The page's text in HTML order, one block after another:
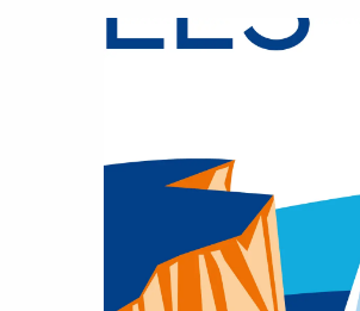
Pour profiter
Eté
Quand il pleut
Avec les enfants
Entre amis
Incontournables
Meilleurs brunch
Restaurants avec vue
Bien de chez nous !
Séjours en train
Séjours à vélo